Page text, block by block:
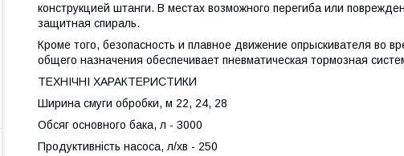
конструкцией штанги. В местах возможного перегиба или
защитная спираль.
Кроме того, безопасность и плавное движение опрыскивателя во
общего назначения обеспечивает пневматическая тормозная
ТЕХНІЧНІ ХАРАКТЕРИСТИКИ
Ширина смуги обробки, м 22, 24, 28
Обсяг основного бака, л - 3000
Продуктивність насоса, л/хв - 250